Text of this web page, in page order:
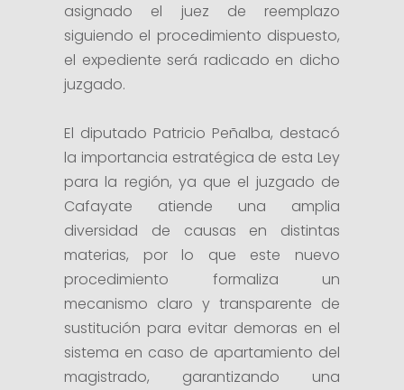
asignado el juez de reemplazo
siguiendo el procedimiento dispuesto,
el expediente será radicado en dicho
juzgado.
El diputado Patricio Peñalba, destacó
la importancia estratégica de esta Ley
para la región, ya que el juzgado de
Cafayate atiende una amplia
diversidad de causas en distintas
materias, por lo que este nuevo
procedimiento formaliza un
mecanismo claro y transparente de
sustitución para evitar demoras en el
sistema en caso de apartamiento del
magistrado, garantizando una